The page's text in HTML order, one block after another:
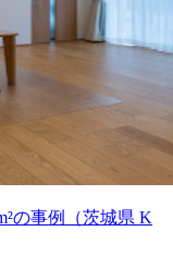
の事例（茨城県 K